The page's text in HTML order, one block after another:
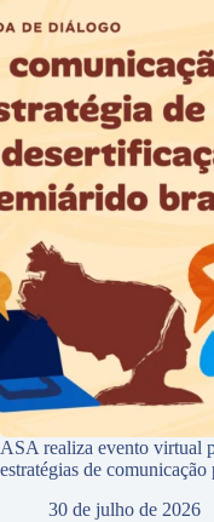
ASA realiza evento virtual
estratégias de
30 de julho de 2026